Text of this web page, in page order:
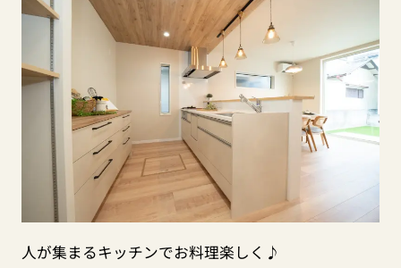
人が集まるキッチンでお料理楽しく♪